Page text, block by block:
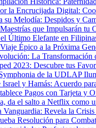
la Encrucijada Digital:
su Melodía: Despidos y
que Impulsarán tu
Último Elefante en
Épico a la Próxima
La Transformación
2023: Descubre tus
de la UDLAP
Israel y Hamás: Acuerdo
Pagos con Tarjeta y
da el salto a Netflix como
Revela la
Resolución para